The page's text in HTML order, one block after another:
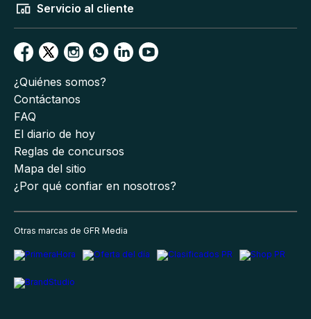
Servicio al cliente
¿Quiénes somos?
Contáctanos
FAQ
El diario de hoy
Reglas de concursos
Mapa del sitio
¿Por qué confiar en nosotros?
Otras marcas de GFR Media